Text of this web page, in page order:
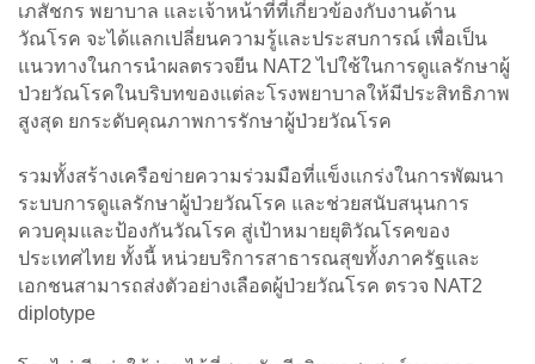
เภสัชกร พยาบาล และเจ้าหน้าที่ที่เกี่ยวข้องกับงานด้าน
วัณโรค จะได้แลกเปลี่ยนความรู้และประสบการณ์ เพื่อเป็น
แนวทางในการนำผลตรวจยีน NAT2 ไปใช้ในการดูแลรักษาผู้
ป่วยวัณโรคในบริบทของแต่ละโรงพยาบาลให้มีประสิทธิภาพ
สูงสุด ยกระดับคุณภาพการรักษาผู้ป่วยวัณโรค
รวมทั้งสร้างเครือข่ายความร่วมมือที่แข็งแกร่งในการพัฒนา
ระบบการดูแลรักษาผู้ป่วยวัณโรค และช่วยสนับสนุนการ
ควบคุมและป้องกันวัณโรค สู่เป้าหมายยุติวัณโรคของ
ประเทศไทย ทั้งนี้ หน่วยบริการสาธารณสุขทั้งภาครัฐและ
เอกชนสามารถส่งตัวอย่างเลือดผู้ป่วยวัณโรค ตรวจ NAT2
diplotype